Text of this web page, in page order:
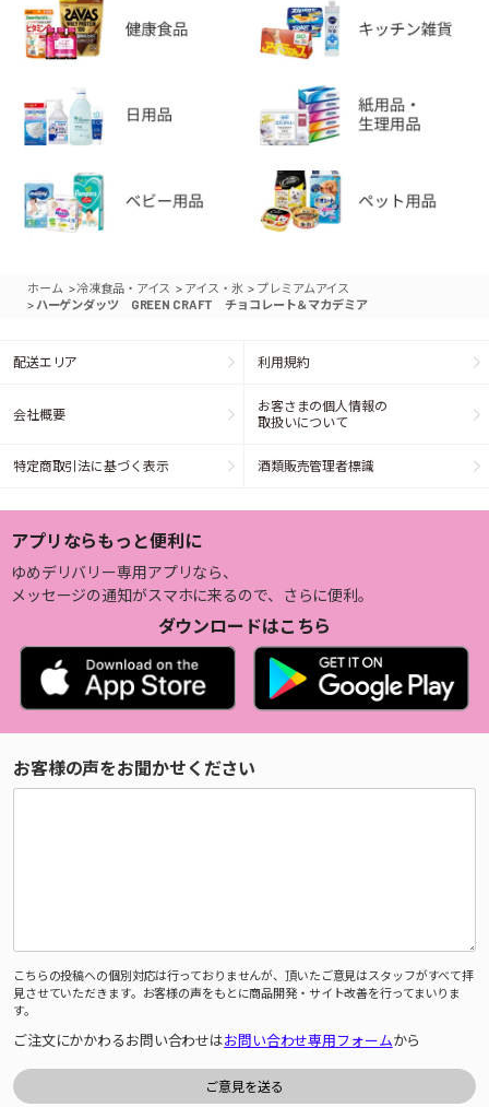
ホーム >冷凍食品・アイス > アイス・氷 > プレミアムアイス
> ハーゲンダッツ GREEN CRAFT チョコレート＆マカデミア
配送エリア 利用規約
会社概要
お客さまの個人情報の
取扱いについて
特定商取引法に基づく表示 酒類販売管理者標識
アプリならもっと便利に
ゆめデリバリー専用アプリなら、
メッセージの通知がスマホに来るので、さらに便利。
ダウンロードはこちら
お客様の声をお聞かせください
こちらの投稿への個別対応は行っておりませんが、頂いたご意見はスタッフがすべて拝
見させていただきます。お客様の声をもとに商品開発・サイト改善を行ってまいりま
す。
ご注文にかかわるお問い合わせはお問い合わせ専用フォームから